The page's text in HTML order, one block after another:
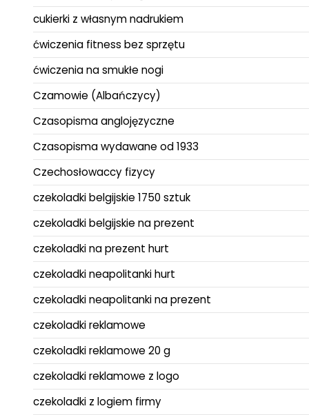
cukierki z własnym nadrukiem
ćwiczenia fitness bez sprzętu
ćwiczenia na smukłe nogi
Czamowie (Albańczycy)
Czasopisma anglojęzyczne
Czasopisma wydawane od 1933
Czechosłowaccy fizycy
czekoladki belgijskie 1750 sztuk
czekoladki belgijskie na prezent
czekoladki na prezent hurt
czekoladki neapolitanki hurt
czekoladki neapolitanki na prezent
czekoladki reklamowe
czekoladki reklamowe 20 g
czekoladki reklamowe z logo
czekoladki z logiem firmy